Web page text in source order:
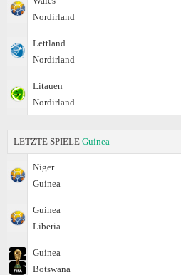
Nordirland
Lettland
Nordirland
Litauen
Nordirland
LETZTE SPIELE Guinea
Niger
Guinea
Guinea
Liberia
Guinea
Botswana